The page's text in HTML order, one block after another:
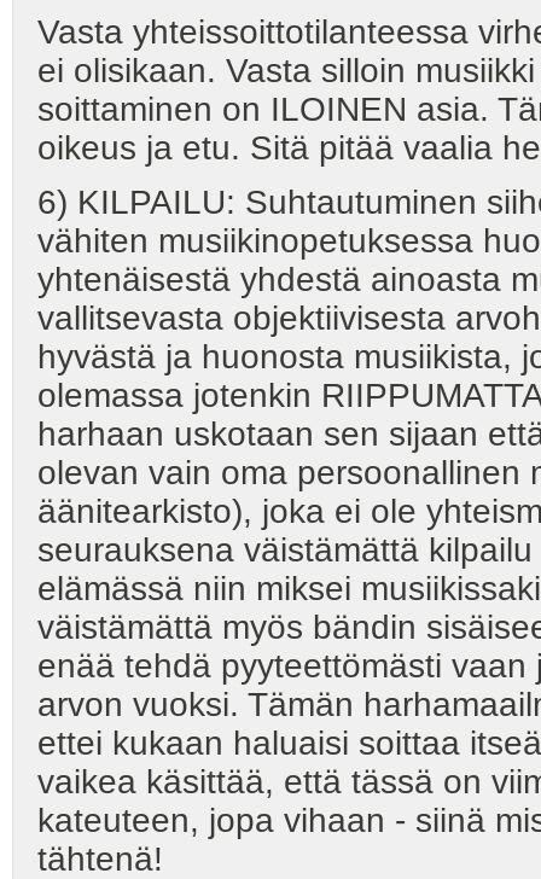
Vasta yhteissoittotilanteessa
ei olisikaan. Vasta silloin
soittaminen on ILOINEN asia.
oikeus ja etu. Sitä pitää vaalia
6) KILPAILU: Suhtautuminen
vähiten musiikinopetuksessa
yhtenäisestä yhdestä ainoasta
vallitsevasta objektiivisesta
hyvästä ja huonosta musiikista,
olemassa jotenkin
harhaan uskotaan sen sijaan
olevan vain oma persoonallinen
äänitearkisto), joka ei ole
seurauksena väistämättä
elämässä niin miksei
väistämättä myös bändin
enää tehdä pyyteettömästi
arvon vuoksi. Tämän
ettei kukaan haluaisi soittaa
vaikea käsittää, että tässä on
kateuteen, jopa vihaan - siinä
tähtenä!